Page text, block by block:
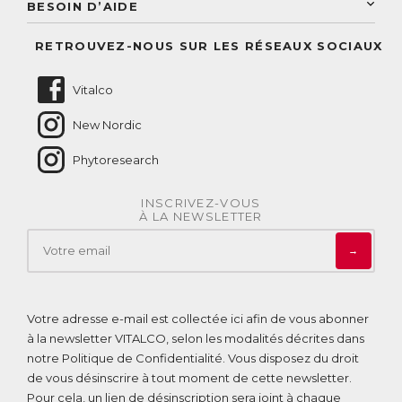
BESOIN D’AIDE
RETROUVEZ-NOUS SUR LES RÉSEAUX SOCIAUX
Vitalco
New Nordic
Phytoresearch
INSCRIVEZ-VOUS
À LA NEWSLETTER
→
Votre adresse e-mail est collectée ici afin de vous abonner
à la newsletter VITALCO, selon les modalités décrites dans
notre Politique de Confidentialité. Vous disposez du droit
de vous désinscrire à tout moment de cette newsletter.
Pour cela, un lien de désinscription sera joint à chaque